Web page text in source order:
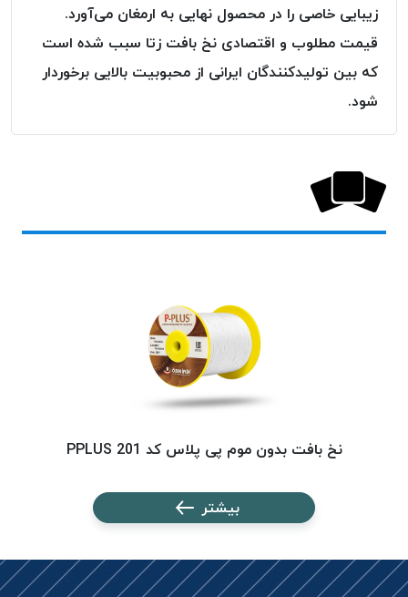
پلاس
PPLUS
نخ
BETA
های
نخ
DOVE
نخ گلدوزی
نخ
نسوز
زیبایی خاصی را در محصول نهایی به ارمغان می‌آورد.
قیمت مطلوب و اقتصادی نخ بافت زتا سبب شده است
که بین تولیدکنندگان ایرانی از محبوبیت بالایی برخوردار
شود.
نخ بافت بدون موم پی پلاس کد 201 PPLUS
بیشتر